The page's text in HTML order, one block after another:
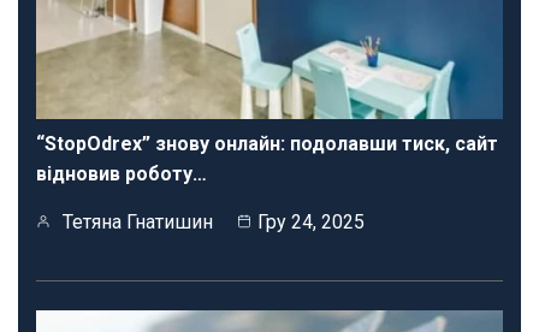
“StopOdrex” знову онлайн: подолавши тиск, сайт
відновив роботу…
Тетяна Гнатишин Гру 24, 2025